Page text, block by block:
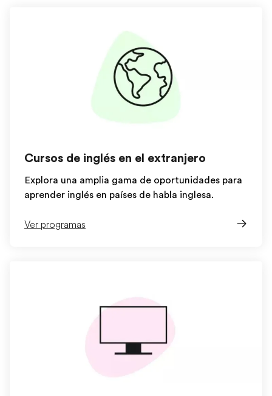
Cursos de inglés en el extranjero
Explora una amplia gama de oportunidades para
aprender inglés en países de habla inglesa.
Ver programas